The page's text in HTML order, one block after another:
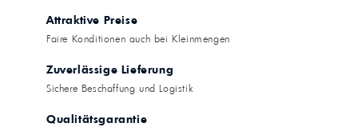
Attraktive Preise
Faire Konditionen auch bei Kleinmengen
Zuverlässige Lieferung
Sichere Beschaffung und Logistik
Qualitätsgarantie